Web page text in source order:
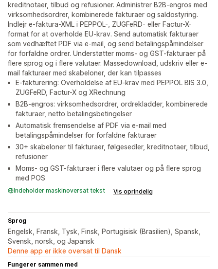
kreditnotaer, tilbud og refusioner. Administrer B2B-engros med
virksomhedsordrer, kombinerede fakturaer og saldostyring.
Indlejr e-faktura-XML i PEPPOL-, ZUGFeRD- eller Factur-X-
format for at overholde EU-krav. Send automatisk fakturaer
som vedhæftet PDF via e-mail, og send betalingspåmindelser
for forfaldne ordrer. Understøtter moms- og GST-fakturaer på
flere sprog og i flere valutaer. Massedownload, udskriv eller e-
mail fakturaer med skabeloner, der kan tilpasses
E-fakturering: Overholdelse af EU-krav med PEPPOL BIS 3.0,
ZUGFeRD, Factur-X og XRechnung
B2B-engros: virksomhedsordrer, ordrekladder, kombinerede
fakturaer, netto betalingsbetingelser
Automatisk fremsendelse af PDF via e-mail med
betalingspåmindelser for forfaldne fakturaer
30+ skabeloner til fakturaer, følgesedler, kreditnotaer, tilbud,
refusioner
Moms- og GST-fakturaer i flere valutaer og på flere sprog
med POS
Indeholder maskinoversat tekst Vis oprindelig
Sprog
Engelsk, Fransk, Tysk, Finsk, Portugisisk (Brasilien), Spansk,
Svensk, norsk, og Japansk
Denne app er ikke oversat til Dansk
Fungerer sammen med